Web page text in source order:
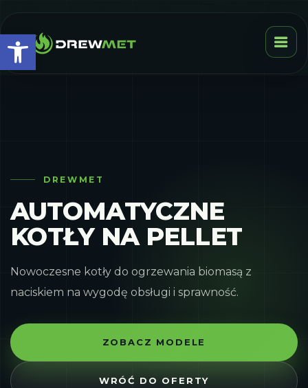
Otwórz pasek narzędzi
DREWMET
AUTOMATYCZNE
KOTŁY NA PELLET
Nowoczesne kotły do ogrzewania biomasą z
naciskiem na wygodę obsługi i sprawność.
ZOBACZ MODELE
WRÓĆ DO OFERTY